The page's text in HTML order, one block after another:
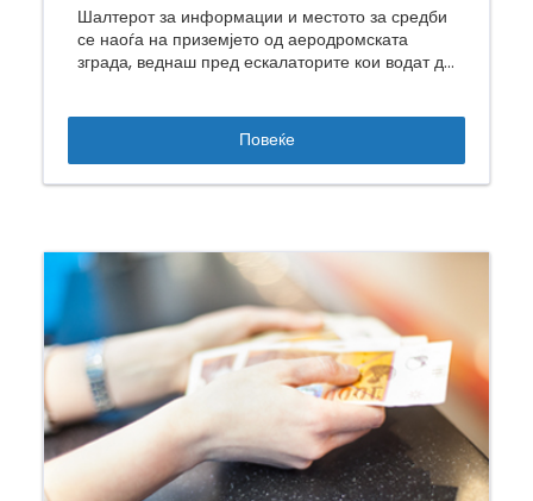
Шалтерот за информации и местото за средби
се наоѓа на приземјето од аеродромската
зграда, веднаш пред ескалаторите кои водат до
Повеќе